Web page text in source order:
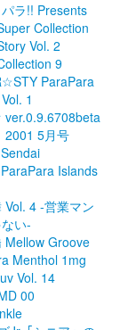
ラ!! Presents
Collection
Vol. 2
9
ParaPara
1
ver.0.9.6708beta
2001 5月号
Islands
Vol. 4 -営業マン
い-
Mellow Groove
Menthol 1mg
Vol. 14
00